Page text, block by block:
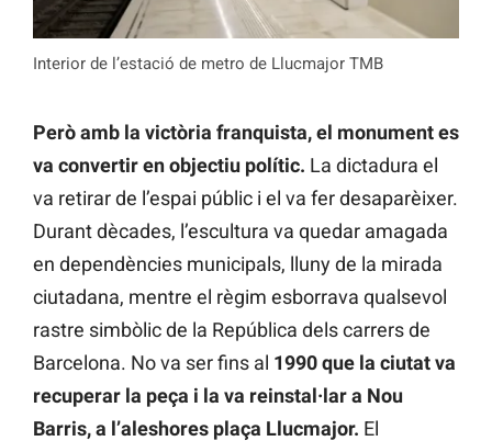
Interior de l’estació de metro de Llucmajor TMB
Però amb la victòria franquista, el monument es
va convertir en objectiu polític. La dictadura el
va retirar de l’espai públic i el va fer desaparèixer.
Durant dècades, l’escultura va quedar amagada
en dependències municipals, lluny de la mirada
ciutadana, mentre el règim esborrava qualsevol
rastre simbòlic de la República dels carrers de
Barcelona. No va ser fins al 1990 que la ciutat va
recuperar la peça i la va reinstal·lar a Nou
Barris, a l’aleshores plaça Llucmajor. El